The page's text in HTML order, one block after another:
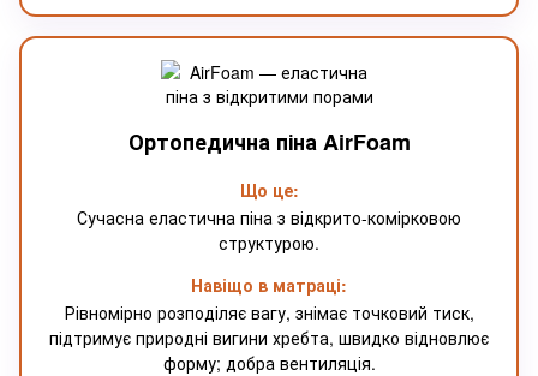
Ортопедична піна AirFoam
Що це:
Сучасна еластична піна з відкрито-комірковою
структурою.
Навіщо в матраці:
Рівномірно розподіляє вагу, знімає точковий тиск,
підтримує природні вигини хребта, швидко відновлює
форму; добра вентиляція.